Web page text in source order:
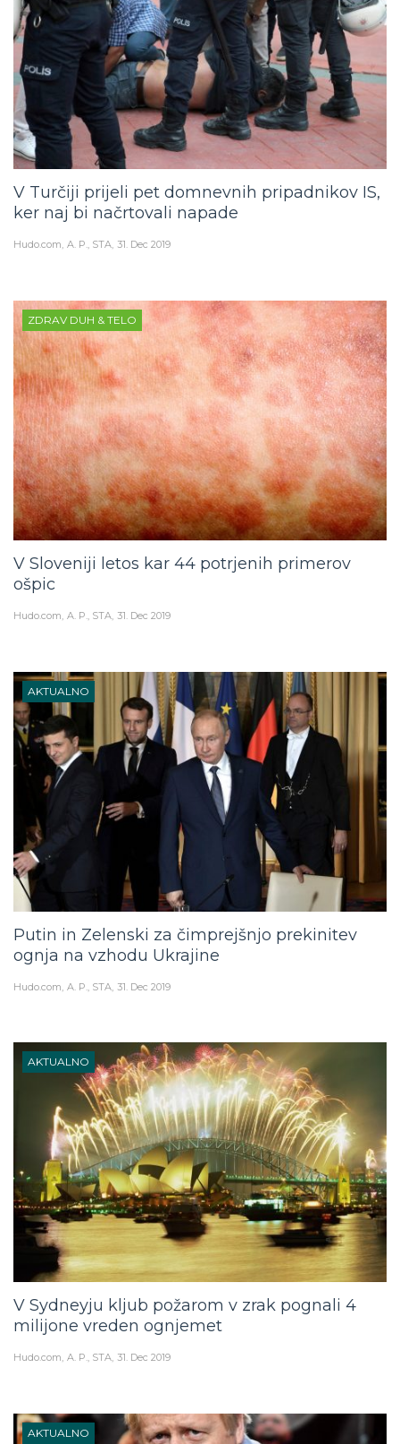
V Turčiji prijeli pet domnevnih pripadnikov IS,
ker naj bi načrtovali napade
Hudo.com A. P., STA 31. Dec 2019
ZDRAV DUH & TELO
V Sloveniji letos kar 44 potrjenih primerov
ošpic
Hudo.com A. P., STA 31. Dec 2019
AKTUALNO
Putin in Zelenski za čimprejšnjo prekinitev
ognja na vzhodu Ukrajine
Hudo.com A. P., STA 31. Dec 2019
AKTUALNO
V Sydneyju kljub požarom v zrak pognali 4
milijone vreden ognjemet
Hudo.com A. P., STA 31. Dec 2019
AKTUALNO